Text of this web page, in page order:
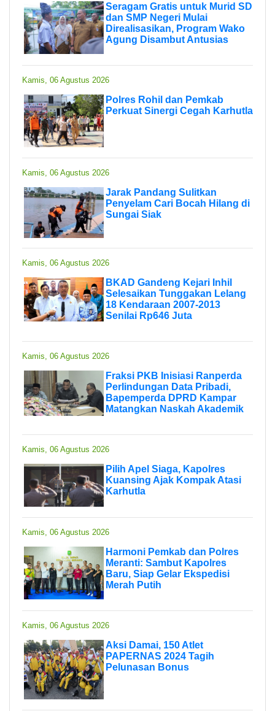
Seragam Gratis untuk Murid SD
dan SMP Negeri Mulai
Direalisasikan, Program Wako
Agung Disambut Antusias
Kamis, 06 Agustus 2026
Polres Rohil dan Pemkab
Perkuat Sinergi Cegah Karhutla
Kamis, 06 Agustus 2026
Jarak Pandang Sulitkan
Penyelam Cari Bocah Hilang di
Sungai Siak
Kamis, 06 Agustus 2026
BKAD Gandeng Kejari Inhil
Selesaikan Tunggakan Lelang
18 Kendaraan 2007-2013
Senilai Rp646 Juta
Kamis, 06 Agustus 2026
Fraksi PKB Inisiasi Ranperda
Perlindungan Data Pribadi,
Bapemperda DPRD Kampar
Matangkan Naskah Akademik
Kamis, 06 Agustus 2026
Pilih Apel Siaga, Kapolres
Kuansing Ajak Kompak Atasi
Karhutla
Kamis, 06 Agustus 2026
Harmoni Pemkab dan Polres
Meranti: Sambut Kapolres
Baru, Siap Gelar Ekspedisi
Merah Putih
Kamis, 06 Agustus 2026
Aksi Damai, 150 Atlet
PAPERNAS 2024 Tagih
Pelunasan Bonus